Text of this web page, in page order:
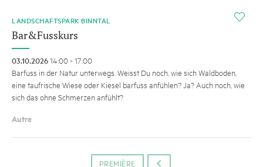
i
LANDSCHAFTSPARK BINNTAL
Bar&Fusskurs
03.10.202614:00 - 17:00
Barfuss in der Natur unterwegs. Weisst Du noch, wie sich Waldboden,
eine taufrische Wiese oder Kiesel barfuss anfühlen? Ja? Auch noch, wie
sich das ohne Schmerzen anfühlt?
Autre
PREMIÈRE o